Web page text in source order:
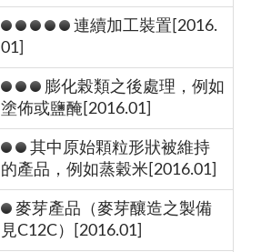
連續加工裝置[2016.
01]
膨化榖類之後處理，例如
塗佈或鹽醃[2016.01]
其中原始顆粒形狀被維持
的產品，例如蒸穀米[2016.01]
麥芽產品（麥芽釀造之製備
見C12C）[2016.01]